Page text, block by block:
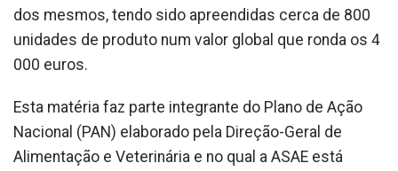
dos mesmos, tendo sido apreendidas cerca de 800
unidades de produto num valor global que ronda os 4
000 euros.
Esta matéria faz parte integrante do Plano de Ação
Nacional (PAN) elaborado pela Direção-Geral de
Alimentação e Veterinária e no qual a ASAE está